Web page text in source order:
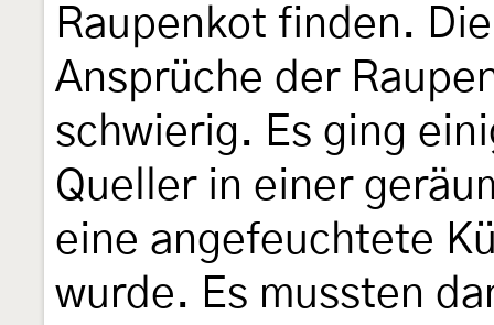
Raupenkot finden.
Ansprüche der
schwierig. Es ging
Queller in einer
eine angefeuchtete
wurde. Es mussten